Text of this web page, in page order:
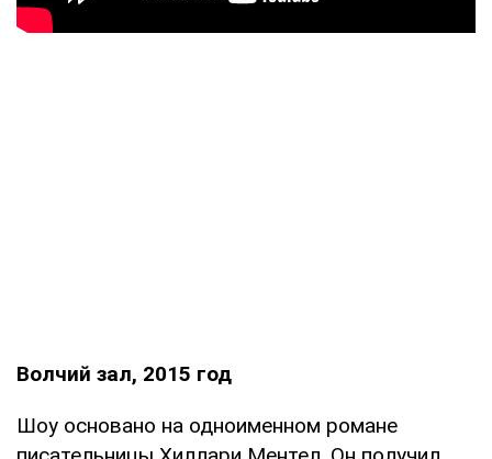
Волчий зал, 2015 год
Шоу основано на одноименном романе